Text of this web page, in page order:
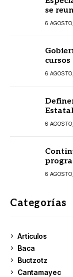
se
6
6
6
6
Categorías
Articulos
Baca
Buctzotz
Cantamayec